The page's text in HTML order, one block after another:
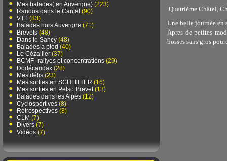
Mes balades( en Auvergne) (223)
Randos dans le Cantal (90)
VTT (83)
Balades hors Auvergne (71)
Brevets (48)
Dans le Sancy (48)
Balades a pied (40)
Le Cézallier (37)
BCMF- rallyes et concentrations (29)
Dodécaudax (28)
Mes défis (23)
Mes sorties en SCHLITTER (16)
Mes sorties en Pelso Brevet(13)
Balades dans les Alpes (12)
Cyclosportives (8)
Rétrospectives (8)
CLM (7)
Divers (7)
Vidéos (7)
Quatrième Châtel,
Une belle journée en
Apres de petites
bosses sans gros